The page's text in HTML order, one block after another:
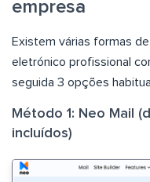
empresa
Existem várias formas
eletrónico profissional
seguida 3 opções
Método 1: Neo Mail
incluídos)